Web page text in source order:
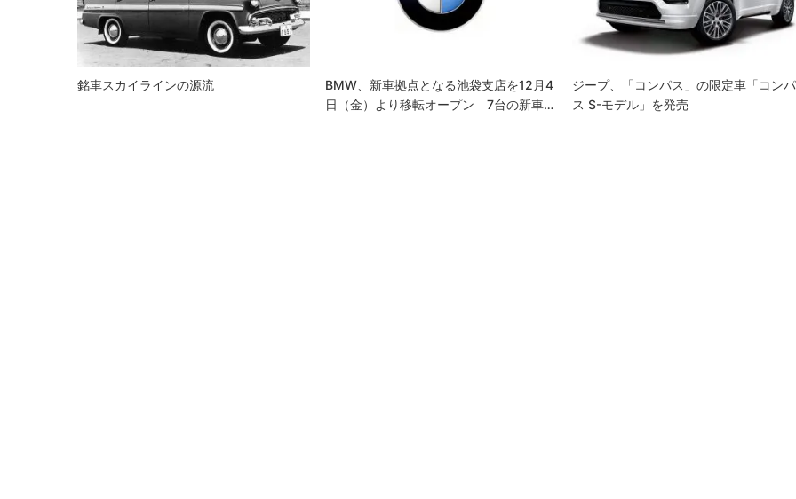
ョ
ン
銘車スカイラインの源流
BMW、新車拠点となる池袋支店を12月4
日（金）より移転オープン 7台の新車…
ジープ、「コンパス」の限定車「コンパ
ス S-モデル」を発売